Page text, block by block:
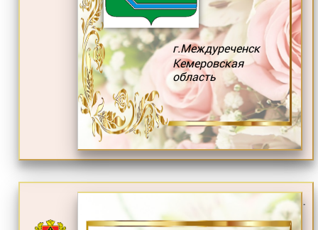
г.Междуреченск
Кемеровская
область
.